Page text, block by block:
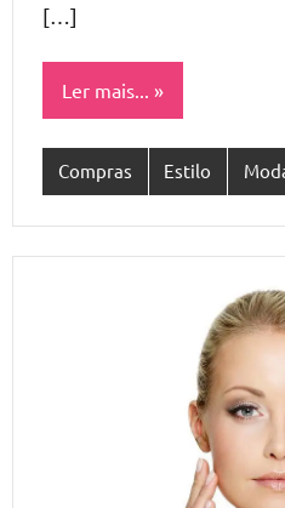
[…]
Ler mais...
Compras Estilo